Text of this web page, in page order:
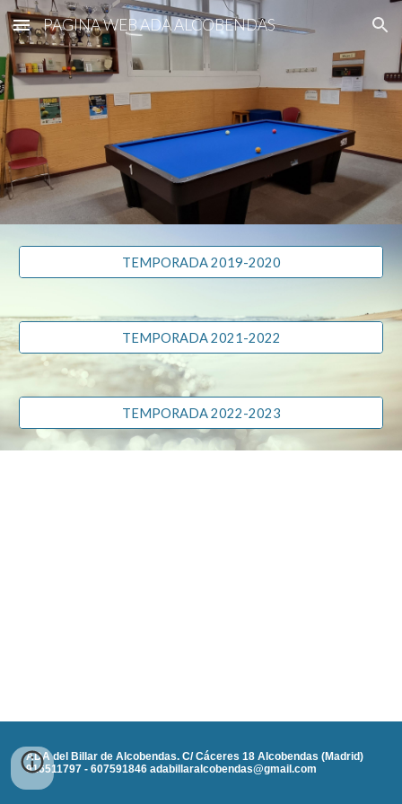
Skip to main content Skip to navigation
PAGINA WEB ADA ALCOBENDAS
TEMPORADA 2019-2020
TEMPORADA 2021-2022
TEMPORADA 2022-2023
ADA del Billar de Alcobendas. C/ Cáceres 18 Alcobendas (Madrid)
916511797 - 607591846 adabillaralcobendas@gmail.com